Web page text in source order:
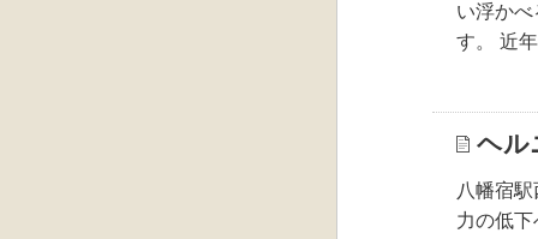
い浮か
す。 近
ヘル
八幡宿
力の低